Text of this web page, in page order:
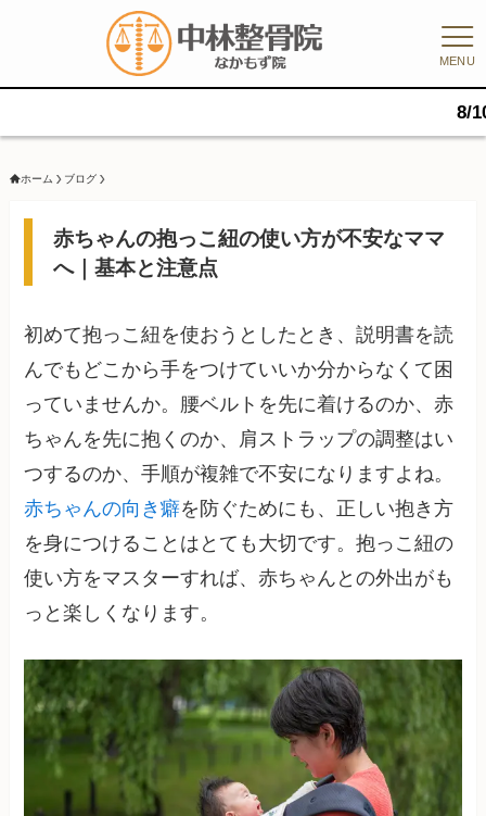
MENU
8/10（月）10
ホーム ブログ
赤ちゃんの抱っこ紐の使い方が不安なママ
へ｜基本と注意点
初めて抱っこ紐を使おうとしたとき、説明書を読
んでもどこから手をつけていいか分からなくて困
っていませんか。腰ベルトを先に着けるのか、赤
ちゃんを先に抱くのか、肩ストラップの調整はい
つするのか、手順が複雑で不安になりますよね。
赤ちゃんの向き癖を防ぐためにも、正しい抱き方
を身につけることはとても大切です。抱っこ紐の
使い方をマスターすれば、赤ちゃんとの外出がも
っと楽しくなります。